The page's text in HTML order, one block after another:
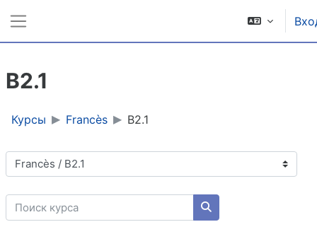
B2.1
Курсы Francès B2.1
Категории курсов
Поиск курса
Поиск курса